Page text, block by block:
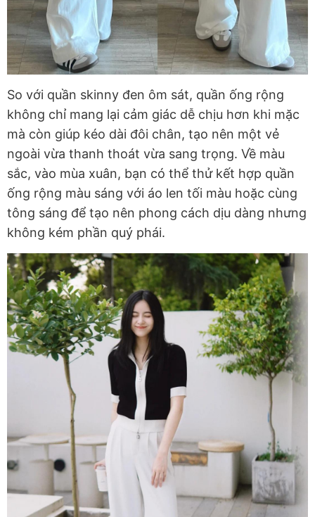
So với quần skinny đen ôm sát, quần ống rộng
không chỉ mang lại cảm giác dễ chịu hơn khi mặc
mà còn giúp kéo dài đôi chân, tạo nên một vẻ
ngoài vừa thanh thoát vừa sang trọng. Về màu
sắc, vào mùa xuân, bạn có thể thử kết hợp quần
ống rộng màu sáng với áo len tối màu hoặc cùng
tông sáng để tạo nên phong cách dịu dàng nhưng
không kém phần quý phái.